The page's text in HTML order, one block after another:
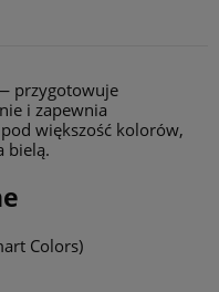
przygotowuje
i zapewnia
większość kolorów,
bielą.
Colors)